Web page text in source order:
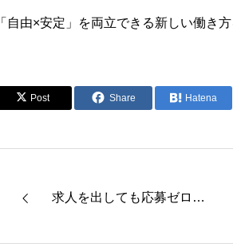
「自由×安定」を両立できる新しい働き
Post Share Hatena
求人を出しても応募ゼロ…